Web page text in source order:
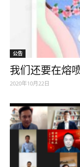
公告
我们还要在熔
2020年10月22日